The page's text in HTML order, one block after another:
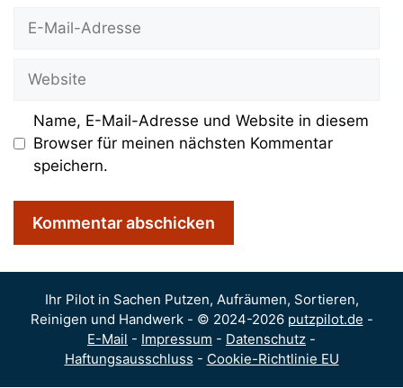
Website
Name, E-Mail-Adresse und Website in diesem
Browser für meinen nächsten Kommentar
speichern.
Ihr Pilot in Sachen Putzen, Aufräumen, Sortieren,
Reinigen und Handwerk - © 2024-2026 putzpilot.de -
E-Mail - Impressum - Datenschutz -
Haftungsausschluss - Cookie-Richtlinie EU